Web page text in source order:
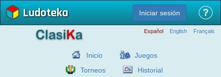
Ludoteka Iniciar sesión ?
Español English Français
Inicio
Juegos
Torneos
Historial